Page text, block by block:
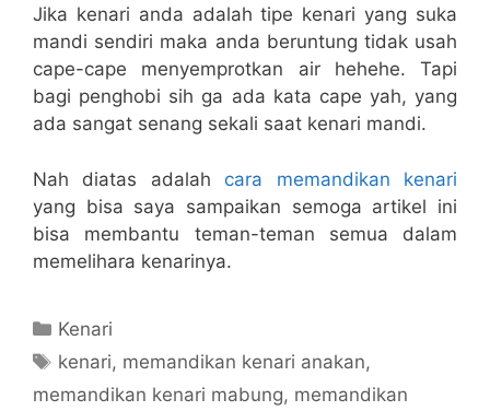
Jika kenari anda adalah tipe kenari yang suka
mandi sendiri maka anda beruntung tidak usah
cape-cape menyemprotkan air hehehe. Tapi
bagi penghobi sih ga ada kata cape yah, yang
ada sangat senang sekali saat kenari mandi.
Nah diatas adalah cara memandikan kenari
yang bisa saya sampaikan semoga artikel ini
bisa membantu teman-teman semua dalam
memelihara kenarinya.
Categories
Kenari
Tags
kenari, memandikan kenari anakan,
memandikan kenari mabung, memandikan